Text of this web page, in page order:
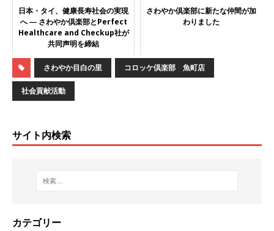
日本・タイ、健康長寿社会の実現
へ ― さわやか倶楽部とPerfect
Healthcare and Checkup社が
共同声明を締結
さわやか倶楽部に新たな仲間が加
わりました
さわやか目白の里 コロッケ倶楽部 魚町店
社会貢献活動
サイト内検索
カテゴリー